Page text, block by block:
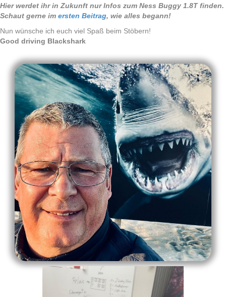
Hier werdet ihr in Zukunft nur Infos zum Ness Buggy 1.8T finden.
Schaut gerne im ersten Beitrag, wie alles begann!
Nun wünsche ich euch viel Spaß beim Stöbern!
Good driving Blackshark